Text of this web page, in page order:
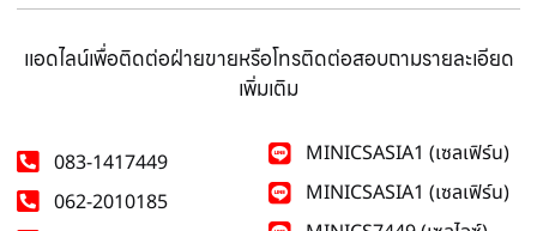
แอดไลน์เพื่อติดต่อฝ่ายขายหรือโทรติดต่อสอบถามรายละเอียด
เพิ่มเติม
083-1417449
062-2010185
MINICSASIA1 (เซลเฟิร์น)
MINICSASIA1 (เซลเฟิร์น)